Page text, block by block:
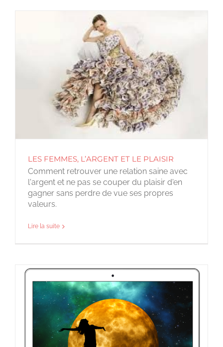
LES FEMMES, L’ARGENT ET LE PLAISIR
Comment retrouver une relation saine avec
l'argent et ne pas se couper du plaisir d'en
gagner sans perdre de vue ses propres
valeurs.
Lire la suite